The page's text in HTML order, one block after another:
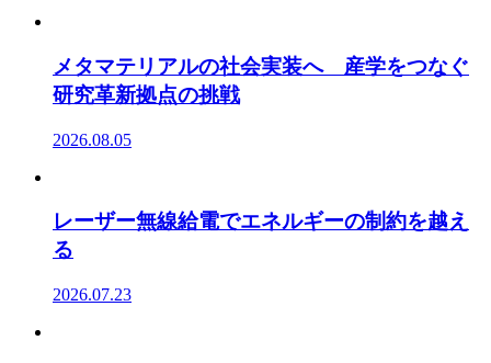
メタマテリアルの社会実装へ 産学をつなぐ
研究革新拠点の挑戦
2026.08.05
レーザー無線給電でエネルギーの制約を越え
る
2026.07.23